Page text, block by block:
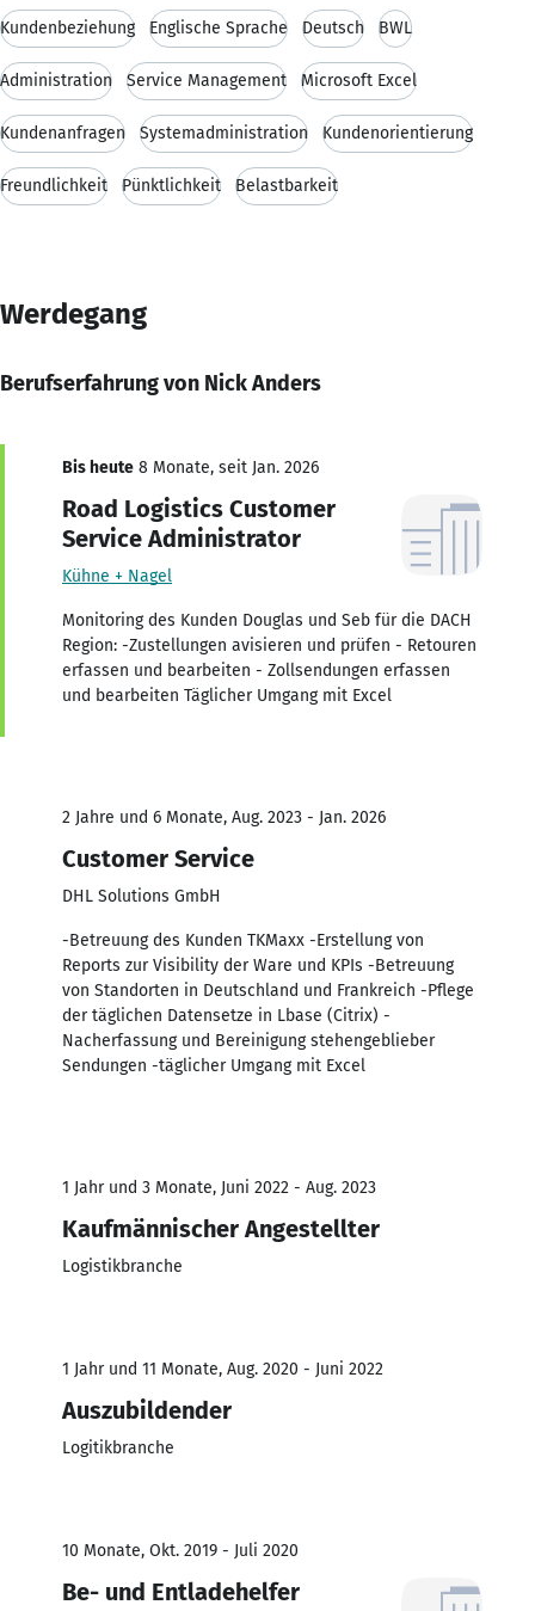
Kundenbeziehung Englische Sprache Deutsch BWL
Administration Service Management Microsoft Excel
Kundenanfragen Systemadministration Kundenorientierung
Freundlichkeit Pünktlichkeit Belastbarkeit
Werdegang
Berufserfahrung von Nick Anders
Bis heute 8 Monate, seit Jan. 2026
Road Logistics Customer
Service Administrator
Kühne + Nagel
Monitoring des Kunden Douglas und Seb für die DACH
Region: -Zustellungen avisieren und prüfen - Retouren
erfassen und bearbeiten - Zollsendungen erfassen
und bearbeiten Täglicher Umgang mit Excel
2 Jahre und 6 Monate, Aug. 2023 - Jan. 2026
Customer Service
DHL Solutions GmbH
-Betreuung des Kunden TKMaxx -Erstellung von
Reports zur Visibility der Ware und KPIs -Betreuung
von Standorten in Deutschland und Frankreich -Pflege
der täglichen Datensetze in Lbase (Citrix) -
Nacherfassung und Bereinigung stehengeblieber
Sendungen -täglicher Umgang mit Excel
1 Jahr und 3 Monate, Juni 2022 - Aug. 2023
Kaufmännischer Angestellter
Logistikbranche
1 Jahr und 11 Monate, Aug. 2020 - Juni 2022
Auszubildender
Logitikbranche
10 Monate, Okt. 2019 - Juli 2020
Be- und Entladehelfer